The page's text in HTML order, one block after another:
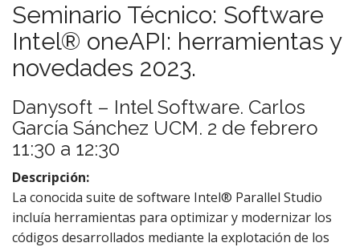
Seminario Técnico: Software
Intel® oneAPI: herramientas y
novedades 2023.
Danysoft – Intel Software. Carlos
García Sánchez UCM. 2 de febrero
11:30 a 12:30
Descripción:
La conocida suite de software Intel® Parallel Studio
incluía herramientas para optimizar y modernizar los
códigos desarrollados mediante la explotación de los